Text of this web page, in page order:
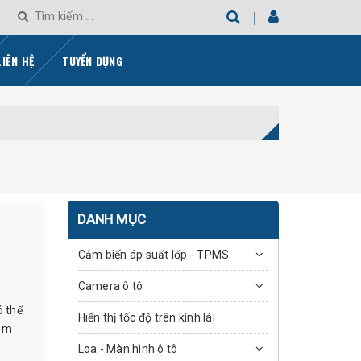
HỆ TUYỂN DỤNG
thể
DANH MỤC
Cảm biến áp suất lốp - TPMS
Camera ô tô
Hiển thị tốc độ trên kính lái
Loa - Màn hình ô tô